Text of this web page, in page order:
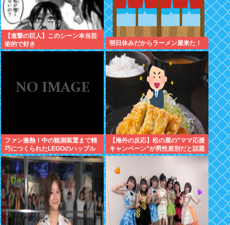
【進撃の巨人】このシーン本当芸
術的で好き
明日休みだからラーメン屋来た！
ファン激熱！中の観測装置まで精
巧につくられたLEGOのハッブル
宇宙望遠鏡が販売中
【海外の反応】松の屋の”ママ応援
キャンペーン”が男性差別だと話題
になっているらしい → 「普通
に”家族割”にしたらよかったのに
な」「こんなのにイライラできる
って幸せな人生を送ってるよな」